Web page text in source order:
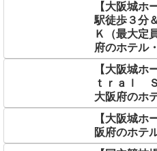
【大阪城ホ
駅徒歩３分
Ｋ（最大定
府のホテル
【大阪城
ｔｒａｌ
大阪府のホ
【大阪城
阪府のホテ